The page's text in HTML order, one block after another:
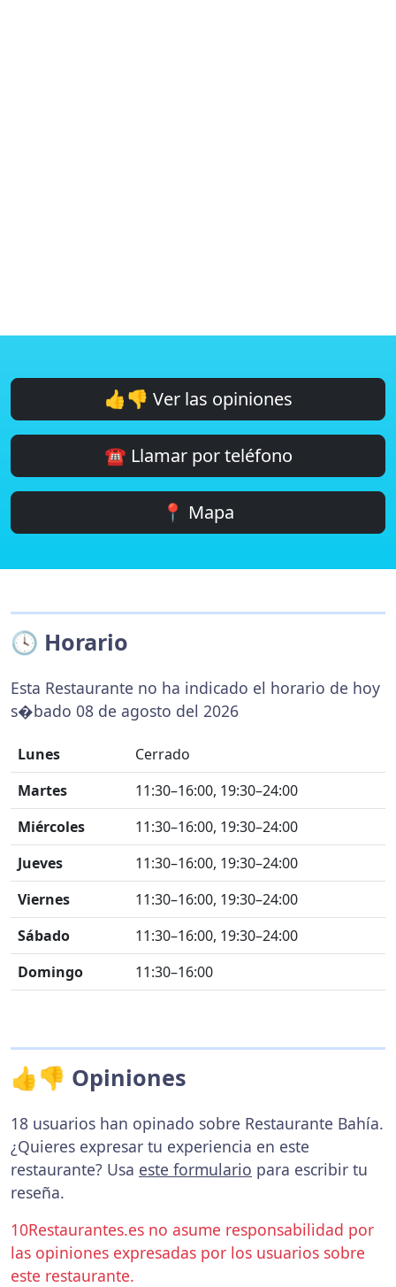
👍👎 Ver las opiniones
☎️ Llamar por teléfono
📍 Mapa
🕓 Horario
Esta Restaurante no ha indicado el horario de hoy
s�bado 08 de agosto del 2026
Lunes
Cerrado
Martes
11:30–16:00, 19:30–24:00
Miércoles
11:30–16:00, 19:30–24:00
Jueves
11:30–16:00, 19:30–24:00
Viernes
11:30–16:00, 19:30–24:00
Sábado
11:30–16:00, 19:30–24:00
Domingo
11:30–16:00
👍👎 Opiniones
18 usuarios han opinado sobre Restaurante Bahía.
¿Quieres expresar tu experiencia en este
restaurante? Usa este formulario para escribir tu
reseña.
10Restaurantes.es no asume responsabilidad por
las opiniones expresadas por los usuarios sobre
este restaurante.